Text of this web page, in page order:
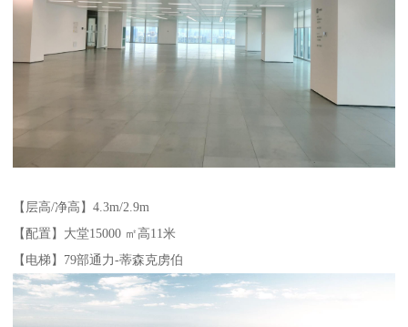
【层高/净高】4.3m/2.9m
【配置】大堂15000 ㎡高11米
【电梯】79部通力-蒂森克虏伯